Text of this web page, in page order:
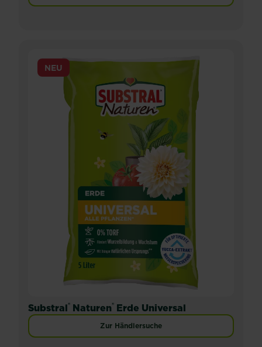
Substral® Naturen® Erde Universal
Zur Händlersuche
NEU